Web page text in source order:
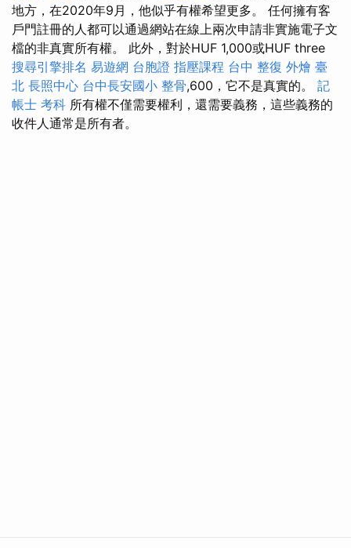
地方，在2020年9月，他似乎有權希望更多。 任何擁有客
戶門註冊的人都可以通過網站在線上兩次申請非實施電子文
檔的非真實所有權。 此外，對於HUF 1,000或HUF three
搜尋引擎排名 易遊網 台胞證 指壓課程 台中 整復 外燴 臺
北 長照中心 台中長安國小 整骨,600，它不是真實的。 記
帳士 考科 所有權不僅需要權利，還需要義務，這些義務的
收件人通常是所有者。